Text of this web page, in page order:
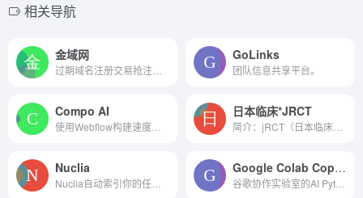
相关导航
金域网 GoLinks
团队信息共享平台。
Compo AI 日本临床*JRCT
Nuclia Google Colab Copilot